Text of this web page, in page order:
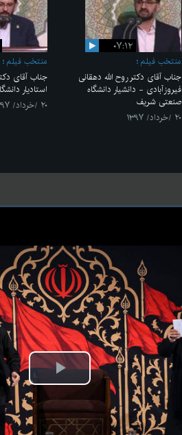
۰۷:۱۲
منتخب فیلم
جناب آقای دکتر روح الله دهقانی
فیروزآبادی - دانشیار دانشگاه
صنعتی شریف
۲۰ /خرداد/ ۱۳۹۷
منتخب فیلم
جناب آقای
استادیار
۲۰ /خرداد/ ۱۳۹۷
پخش
ویدیو